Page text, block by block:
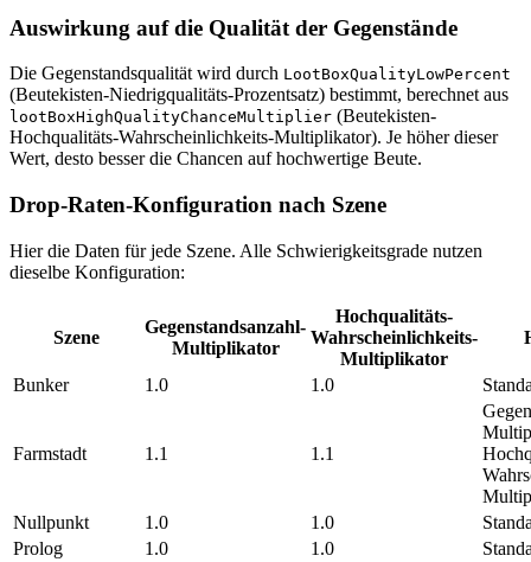
Auswirkung auf die Qualität der Gegenstände
Die Gegenstandsqualität wird durch LootBoxQualityLowPercent
(Beutekisten-Niedrigqualitäts-Prozentsatz) bestimmt, berechnet aus
lootBoxHighQualityChanceMultiplier (Beutekisten-
Hochqualitäts-Wahrscheinlichkeits-Multiplikator). Je höher dieser
Wert, desto besser die Chancen auf hochwertige Beute.
Drop-Raten-Konfiguration nach Szene
Hier die Daten für jede Szene. Alle Schwierigkeitsgrade nutzen
dieselbe Konfiguration:
Szene
Gegenstandsanzahl-
Multiplikator
Hochqualitäts-
Wahrscheinlichkeits-
Multiplikator
Bunker 1.0 1.0
Farmstadt 1.1 1.1
Nullpunkt
1.0 1.0
Prolog
1.0 1.0